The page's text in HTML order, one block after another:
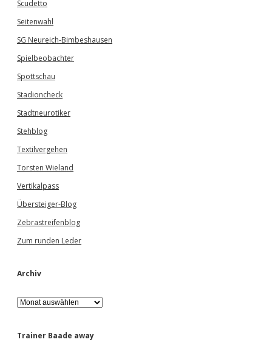
Scudetto
Seitenwahl
SG Neureich-Bimbeshausen
Spielbeobachter
Spottschau
Stadioncheck
Stadtneurotiker
Stehblog
Textilvergehen
Torsten Wieland
Vertikalpass
Übersteiger-Blog
Zebrastreifenblog
Zum runden Leder
Archiv
A
r
h
Trainer Baade away